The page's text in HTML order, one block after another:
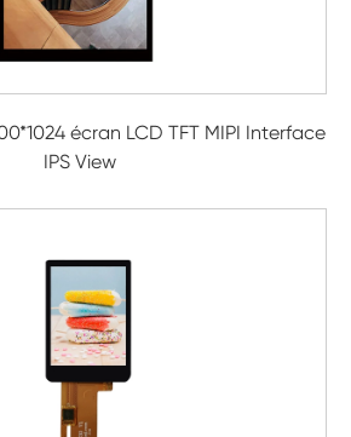
écran LCD TFT MIPI Interface
IPS View